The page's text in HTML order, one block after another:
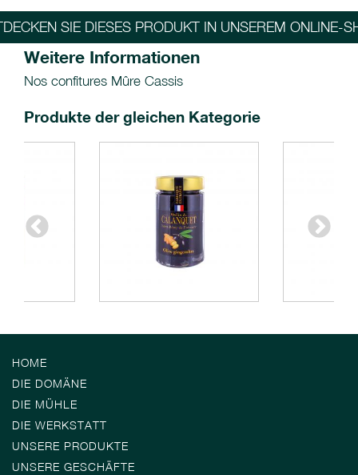
SIE DIESES PRODUKT IN UNSEREM ONLINE-
Weitere Informationen
Nos confitures Mûre Cassis
Produkte der gleichen Kategorie
HOME
DIE DOMÄNE
DIE MÜHLE
DIE WERKSTATT
UNSERE PRODUKTE
UNSERE GESCHÄFTE